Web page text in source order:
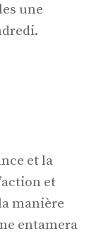
une
et la
et
manière
entamera